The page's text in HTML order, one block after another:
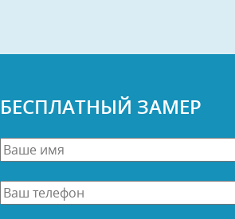
БЕСПЛАТНЫЙ ЗАМЕР
Ваше
имя
*Ваш
телефон